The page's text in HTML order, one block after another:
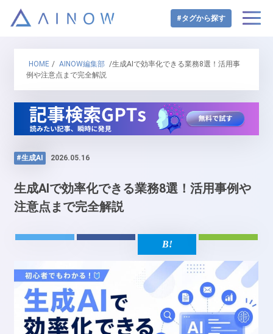
#タグから探す
HOME / AINOW編集部 /生成AIで効率化できる業務8選！活用事
例や注意点まで完全解説
#生成AI 2026.05.16
生成AIで効率化できる業務8選！活用事例や
注意点まで完全解説